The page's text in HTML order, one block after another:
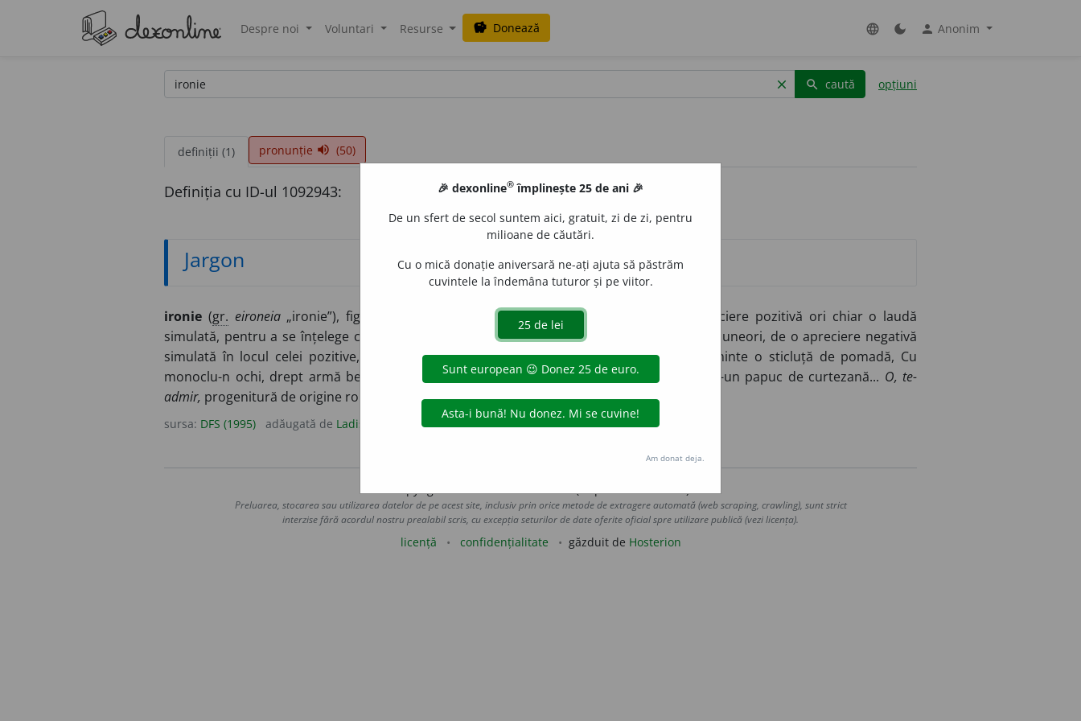
Despre noi Voluntari Resurse savings Donează language dark_mode person Anonim
clear search caută opțiuni
definiții (1) pronunție volume_up (50)
Definiția cu ID-ul 1092943:
Jargon
ironie (gr. eironeia„ironie”), figură retorică prin care se enunță cel mai adesea o apreciere pozitivă ori chiar o laudă
simulată, pentru a se înțelege că este vorba de o persiflare ori chiar de o batjocură, sau, uneori, de o apreciere negativă
simulată în locul celei pozitive, la adresa unei persoane(A): „Ne-ați venit apoi, drept minte o sticluță de pomadă, Cu
monoclu-n ochi, drept armă bețișor de promenadă, [...] Iar în schimb cu-averea toată vr-un papuc de curtezană... O, te-
admir, progenitură de origine romană!” (Eminescu)Sin.illusio.
sursa: DFS (1995) adăugată de Ladislau Strifler acțiuni
Copyright © 2004-2026 dexonline (https://dexonline.ro)
Preluarea, stocarea sau utilizarea datelor de pe acest site, inclusiv prin orice metode de extragere automată (web scraping, crawling), sunt strict
interzise fără acordul nostru prealabil scris, cu excepția seturilor de date oferite oficial spre utilizare publică (vezi licența).
licență confidențialitate găzduit de Hosterion
🎉 dexonline® împlinește 25 de ani 🎉
De un sfert de secol suntem aici, gratuit, zi de zi, pentru
milioane de căutări.
Cu o mică donație aniversară ne-ați ajuta să păstrăm
cuvintele la îndemâna tuturor și pe viitor.
Am donat deja.